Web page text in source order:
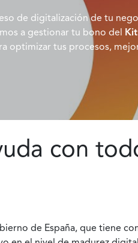
de digitalización de tu
a gestionar tu bono del
optimizar tus procesos,
con
de España, que tiene